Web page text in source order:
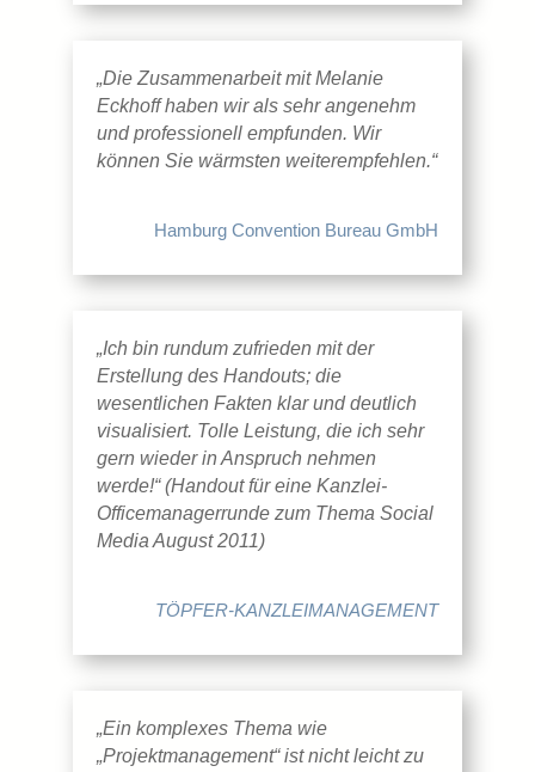
„Die Zusammenarbeit mit Melanie
Eckhoff haben wir als sehr angenehm
und professionell empfunden. Wir
können Sie wärmsten weiterempfehlen.“
Hamburg Convention Bureau GmbH
„Ich bin rundum zufrieden mit der
Erstellung des Handouts; die
wesentlichen Fakten klar und deutlich
visualisiert. Tolle Leistung, die ich sehr
gern wieder in Anspruch nehmen
werde!“ (Handout für eine Kanzlei-
Officemanagerrunde zum Thema Social
Media August 2011)
TÖPFER-KANZLEIMANAGEMENT
„Ein komplexes Thema wie
„Projektmanagement“ ist nicht leicht zu